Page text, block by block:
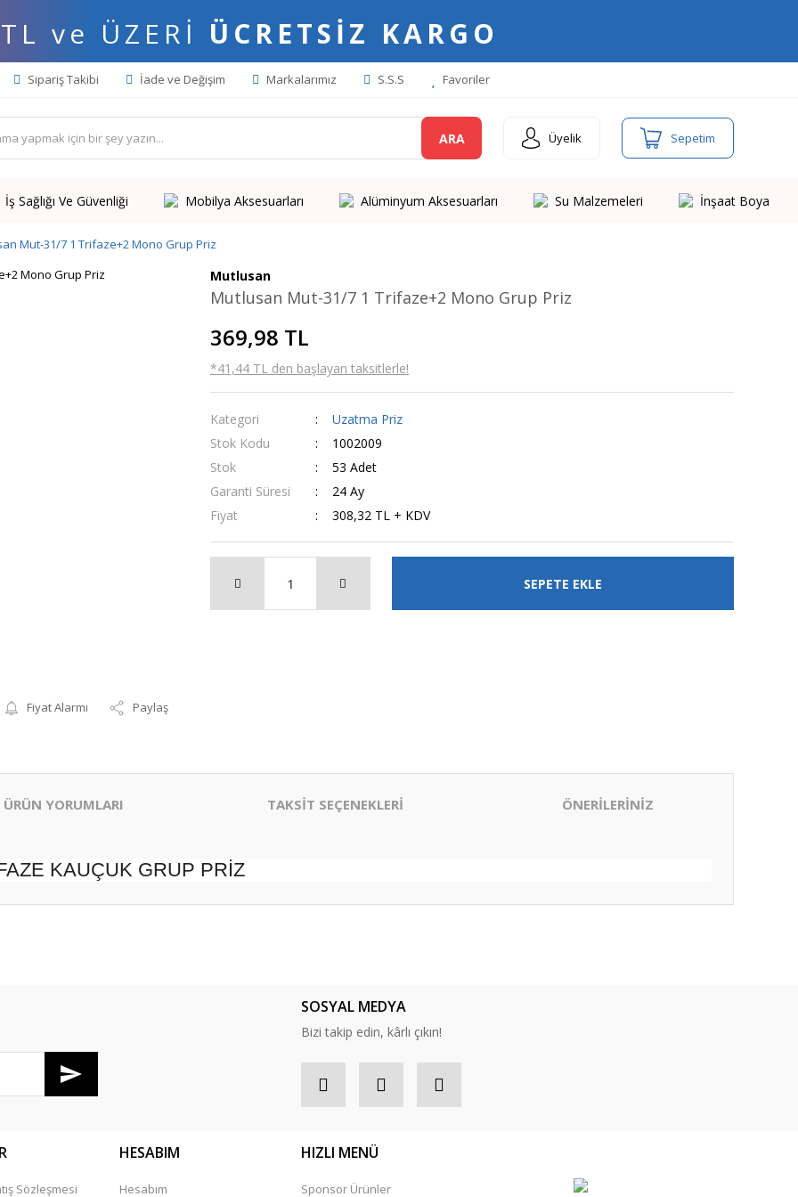
ve ÜZERİ ÜCRETSİZ KARGO
Sipariş Takibi İade ve Değişim Markalarımız S.S.S Favoriler
ARA Üyelik Sepetim
İş Sağlığı Ve Güvenliği Mobilya Aksesuarları Alüminyum Aksesuarları Su Malzemeleri İnşaat Boya
Mut-31/7 1 Trifaze+2 Mono Grup Priz
Fiyat Alarmı Paylaş
Mutlusan
Mutlusan Mut-31/7 1 Trifaze+2 Mono Grup Priz
369,98 TL
*41,44 TL den başlayan taksitlerle!
Kategori
Uzatma Priz
Stok Kodu
1002009
Stok
53 Adet
Garanti Süresi
24 Ay
Fiyat
308,32 TL + KDV
SEPETE EKLE
ÜRÜN YORUMLARI TAKSİT SEÇENEKLERİ ÖNERİLERİNİZ
KAUÇUK GRUP PRİZ
SOSYAL MEDYA
Bizi takip edin, kârlı çıkın!
Sözleşmesi
HESABIM
Hesabım
HIZLI MENÜ
Sponsor Ürünler